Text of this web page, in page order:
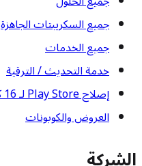
جميع السكريبتات الجاهزة
جميع الخدمات
خدمة التحديث / الترقية
إصلاح Play Store لـ 16 كيلوبايت
العروض والكوبونات